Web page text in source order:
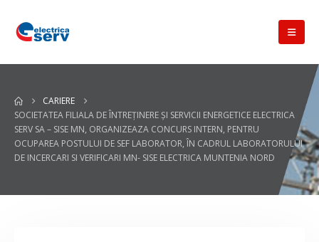
CARIERE
SOCIETATEA FILIALA DE ÎNTREŢINERE ŞI SERVICII ENERGETICE ELECTRICA
SERV SA – SISE MN, ORGANIZEAZA CONCURS INTERN, PENTRU
OCUPAREA POSTULUI DE SEF LABORATOR, ÎN CADRUL LABORATORULUI
DE INCERCARI SI VERIFICARI MN- SISE ELECTRICA MUNTENIA NORD